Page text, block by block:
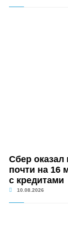
Сбер
почти на 16
с кредитами
10.08.2026